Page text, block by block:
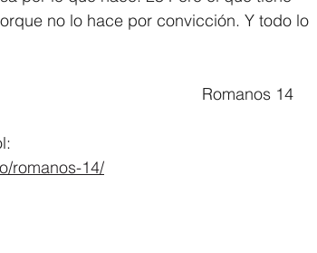
no lo hace por convicción. Y todo lo
															Romanos 14
romanos-14/